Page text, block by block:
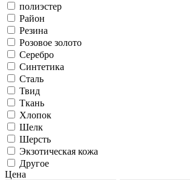
полиэстер
Район
Резина
Розовое золото
Серебро
Синтетика
Сталь
Твид
Ткань
Хлопок
Шелк
Шерсть
Экзотическая кожа
Другое
Цена